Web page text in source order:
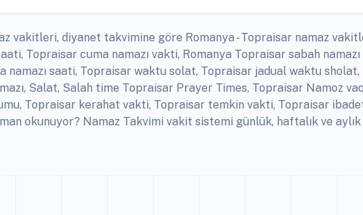
vakitleri, diyanet takvimine göre Romanya - Topraisar namaz
Topraisar cuma namazı vakti, Romanya Topraisar sabah
namazı saati, Topraisar waktu solat, Topraisar jadual waktu
Salat, Salah time Topraisar Prayer Times, Topraisar Namoz
Topraisar kerahat vakti, Topraisar temkin vakti, Topraisar
okunuyor? Namaz Takvimi vakit sistemi günlük, haftalık ve